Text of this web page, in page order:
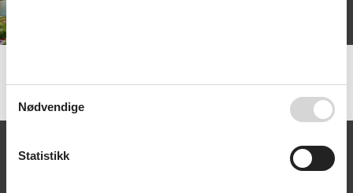
ligger sentralt i en av landets mest idylliske provinsbyer.
Nødvendige
Statistikk